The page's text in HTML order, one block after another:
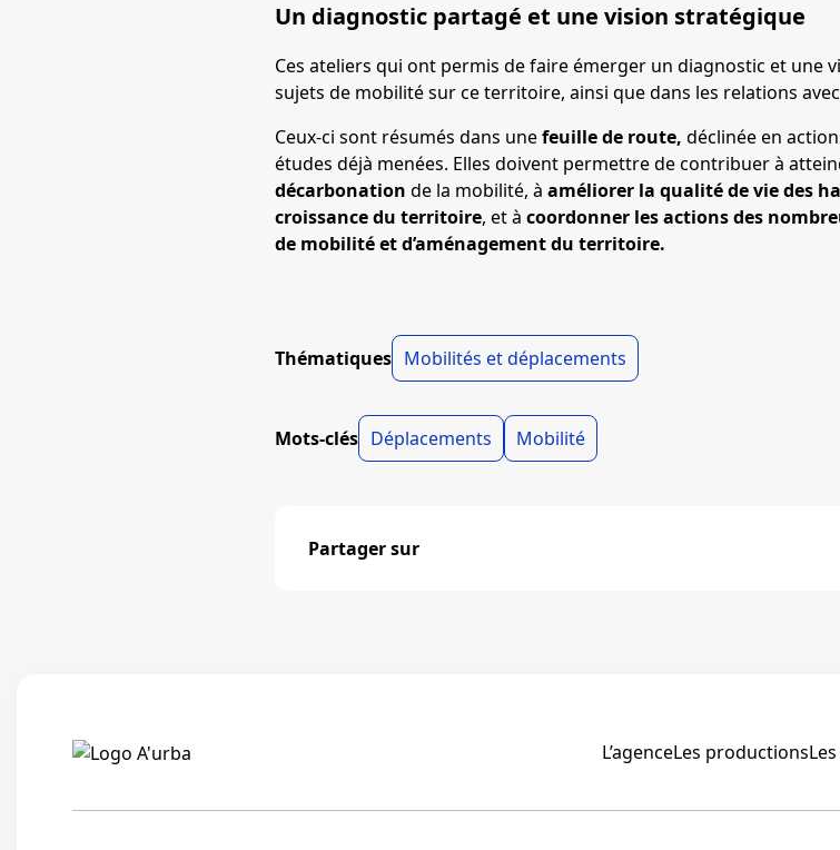
Un diagnostic partagé et une vision stratégique
Ces ateliers qui ont permis de faire émerger un diagnostic et une
sujets de mobilité sur ce territoire, ainsi que dans les relations
Ceux-ci sont résumés dans unefeuille de route, déclinée en
études déjà menées. Elles doivent permettre de contribuer à
décarbonation de la mobilité, à améliorer la qualité de vie des
croissance du territoire, et à coordonner les actions des
de mobilité et d’aménagement du territoire.
Thématiques Mobilités et déplacements
Mots-clés Déplacements Mobilité
Partager sur
L’agenceLes productions